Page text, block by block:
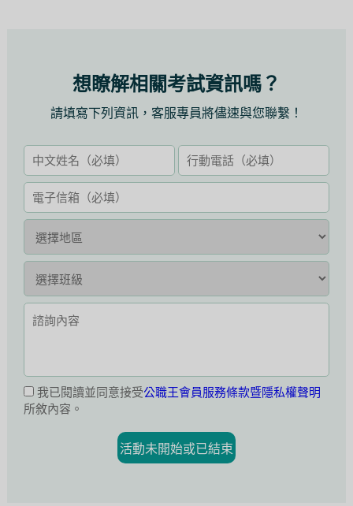
想瞭解相關考試資訊嗎？
請填寫下列資訊，客服專員將儘速與您聯繫！
我已閱讀並同意接受公職王會員服務條款暨隱私權聲明
所敘內容。
活動未開始或已結束